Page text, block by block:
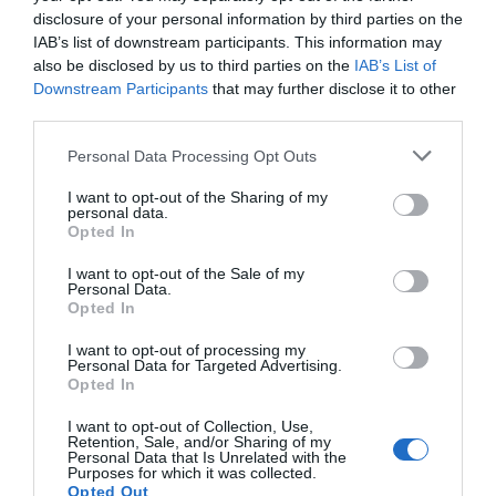
disclosure of your personal information by third parties on the
IAB’s list of downstream participants. This information may
also be disclosed by us to third parties on the IAB’s List of
Downstream Participants that may further disclose it to other
Personal Data Processing Opt Outs
I want to opt-out of the Sharing of my
personal data.
Opted In
I want to opt-out of the Sale of my
Personal Data.
Opted In
I want to opt-out of processing my
Personal Data for Targeted Advertising.
Opted In
I want to opt-out of Collection, Use,
Retention, Sale, and/or Sharing of my
Personal Data that Is Unrelated with the
Purposes for which it was collected.
Opted Out
Port Hills to również wspaniałe miejsce na rodzinne
pikniki na świeżym powietrzu. Spakuj swój piknikowy
kosz i rozkoszuj się posiłkiem w otoczeniu
zapierających dech w piersiach widoków. Tego
rodzaju doświadczenia sprzyjają rodzinnej
integracji i tworzeniu pięknych wspomnień.
Podsumowanie
Christchurch to miejsce, które zachwyca
botanicznych ogrodów po piękne parki i
ekscytujące zoo, każdy moment spędzony tu staje
się wyjątkowym doświadczeniem. Warto
zaplanować wizytę z dziećmi, aby poznać tę